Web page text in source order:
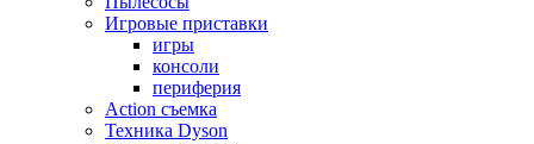
Игровые приставки
игры
консоли
периферия
Action съемка
Техника Dyson